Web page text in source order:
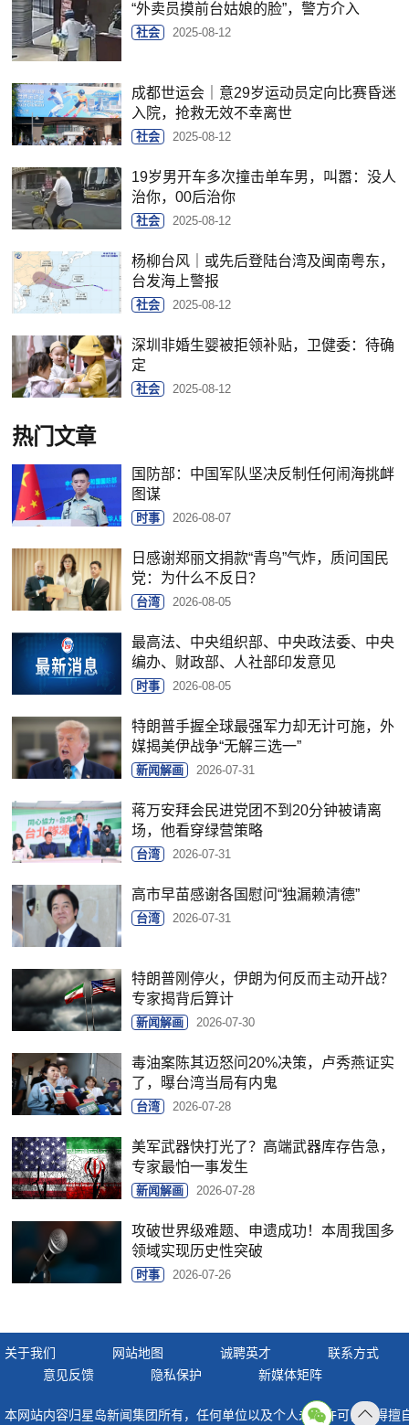
“外卖员摸前台姑娘的脸”，警方介入
社会 2025-08-12
成都世运会｜意29岁运动员定向比赛昏迷
入院，抢救无效不幸离世
社会 2025-08-12
19岁男开车多次撞击单车男，叫嚣：没人
治你，00后治你
社会 2025-08-12
杨柳台风｜或先后登陆台湾及闽南粤东，
台发海上警报
社会 2025-08-12
深圳非婚生婴被拒领补贴，卫健委：待确
定
社会 2025-08-12
热门文章
国防部：中国军队坚决反制任何闹海挑衅
图谋
时事 2026-08-07
日感谢郑丽文捐款“青鸟”气炸，质问国民
党：为什么不反日？
台湾 2026-08-05
最高法、中央组织部、中央政法委、中央
编办、财政部、人社部印发意见
时事 2026-08-05
特朗普手握全球最强军力却无计可施，外
媒揭美伊战争“无解三选一”
新闻解画 2026-07-31
蒋万安拜会民进党团不到20分钟被请离
场，他看穿绿营策略
台湾 2026-07-31
高市早苗感谢各国慰问“独漏赖清德”
台湾 2026-07-31
特朗普刚停火，伊朗为何反而主动开战？
专家揭背后算计
新闻解画 2026-07-30
毒油案陈其迈怒问20%决策，卢秀燕证实
了，曝台湾当局有内鬼
台湾 2026-07-28
美军武器快打光了？高端武器库存告急，
专家最怕一事发生
新闻解画 2026-07-28
攻破世界级难题、申遗成功！本周我国多
领域实现历史性突破
时事 2026-07-26
关于我们 网站地图 诚聘英才
联系方式
意见反馈
隐私保护 新媒体矩阵
本网站内容归星岛新闻集团所有，任何单位以及个人未经许可，不得擅